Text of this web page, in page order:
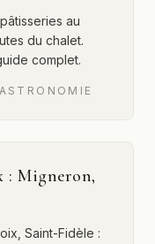
au
du chalet.
complet.
: Migneron,
Saint-Fidèle :